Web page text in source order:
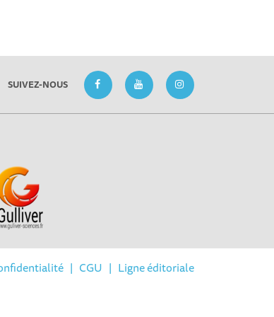
SUIVEZ-NOUS
| CGU | Ligne éditoriale